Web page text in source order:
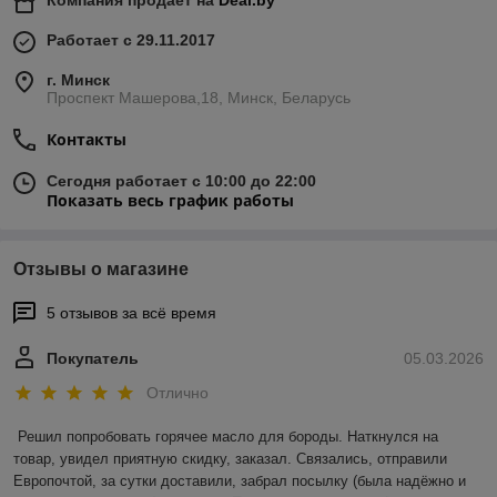
Работает с 29.11.2017
г. Минск
Проспект Машерова,18, Минск, Беларусь
Контакты
Сегодня работает с 10:00 до 22:00
Показать весь график работы
Отзывы о магазине
5 отзывов за всё время
05.03.2026
Покупатель
Отлично
Решил попробовать горячее масло для бороды. Наткнулся на
товар, увидел приятную скидку, заказал. Связались, отправили
Европочтой, за сутки доставили, забрал посылку (была надёжно и